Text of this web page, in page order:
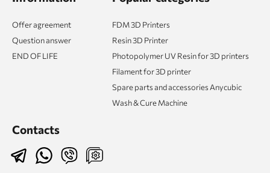
Offer agreement
Question answer
END OF LIFE
FDM 3D Printers
Resin 3D Printer
Photopolymer UV Resin for 3D printers
Filament for 3D printer
Spare parts and accessories Anycubic
Wash & Cure Machine
Contacts